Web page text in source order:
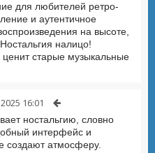
для любителей ретро-
и аутентичное
на высоте,
налицо!
старые музыкальные
16:01
ностальгию, словно
интерфейс и
создают атмосферу.